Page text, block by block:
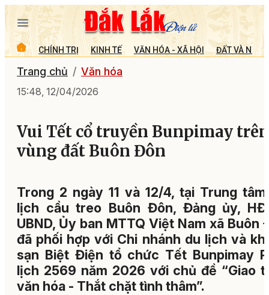
CHÍNH TRỊ KINH TẾ VĂN HÓA - XÃ HỘI ĐẤT VÀ
Trang chủ Văn hóa
15:48, 12/04/2026
Vui Tết cổ truyền Bunpimay trên
vùng đất Buôn Đôn
Trong 2 ngày 11 và 12/4, tại Trung tâm
lịch cầu treo Buôn Đôn, Đảng ủy,
UBND, Ủy ban MTTQ Việt Nam xã Buôn
đã phối hợp với Chi nhánh du lịch và
sạn Biệt Điện tổ chức Tết Bunpimay
lịch 2569 năm 2026 với chủ đề “Giao
văn hóa - Thắt chặt tình thâm”.